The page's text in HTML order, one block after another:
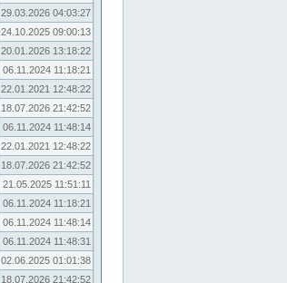
29.03.2026 04:03:27
24.10.2025 09:00:13
20.01.2026 13:18:22
06.11.2024 11:18:21
22.01.2021 12:48:22
18.07.2026 21:42:52
06.11.2024 11:48:14
22.01.2021 12:48:22
18.07.2026 21:42:52
21.05.2025 11:51:11
06.11.2024 11:18:21
06.11.2024 11:48:14
06.11.2024 11:48:31
02.06.2025 01:01:38
18.07.2026 21:42:52